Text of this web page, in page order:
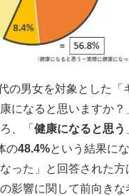
の男女を対象とした「
になると思いますか
、「 健康になると思う
の48.4%という結果に
なった」と回答された
影響に関して前向き